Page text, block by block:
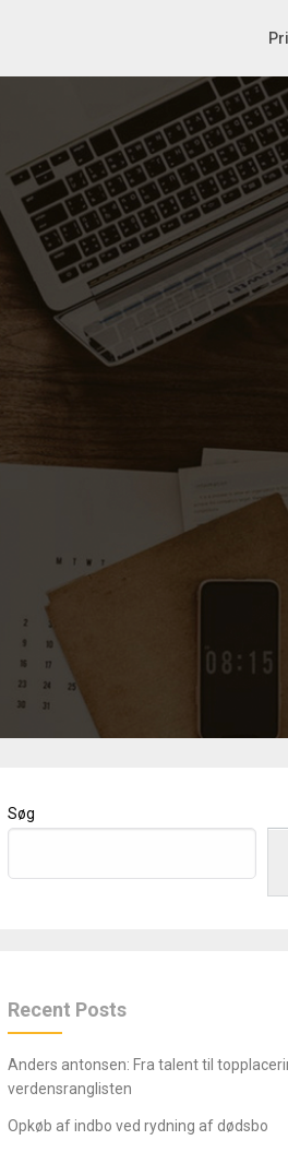
Søg
Recent Posts
Anders antonsen: Fra talent til
verdensranglisten
Opkøb af indbo ved rydning af dødsbo